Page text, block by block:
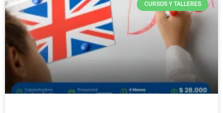
CURSOS Y TALLERES